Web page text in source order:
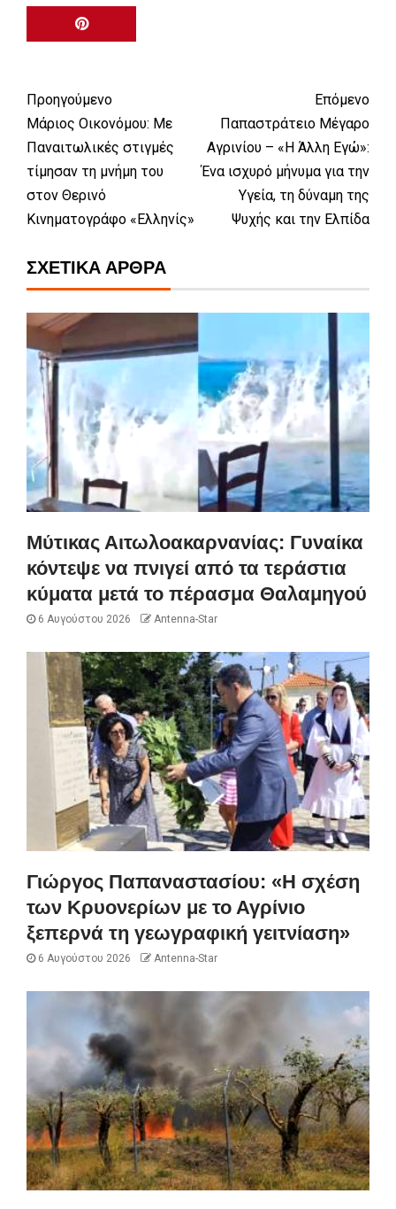
Προηγούμενο
Μάριος Οικονόμου: Με
Παναιτωλικές στιγμές
τίμησαν τη μνήμη του
στον Θερινό
Κινηματογράφο «Ελληνίς»
Επόμενο
Παπαστράτειο Μέγαρο
Αγρινίου – «Η Άλλη Εγώ»:
Ένα ισχυρό μήνυμα για την
Υγεία, τη δύναμη της
Ψυχής και την Ελπίδα
ΣΧΕΤΙΚΆ ΆΡΘΡΑ
Μύτικας Αιτωλοακαρνανίας: Γυναίκα
κόντεψε να πνιγεί από τα τεράστια
κύματα μετά το πέρασμα Θαλαμηγού
6 Αυγούστου 2026 Antenna-Star
Γιώργος Παπαναστασίου: «Η σχέση
των Κρυονερίων με το Αγρίνιο
ξεπερνά τη γεωγραφική γειτνίαση»
6 Αυγούστου 2026 Antenna-Star